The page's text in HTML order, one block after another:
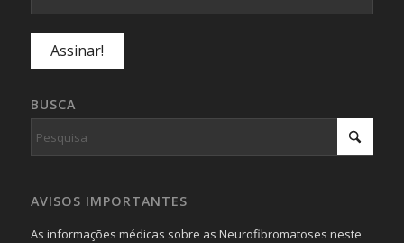
BUSCA
AVISOS IMPORTANTES
As informações médicas sobre as Neurofibromatoses neste